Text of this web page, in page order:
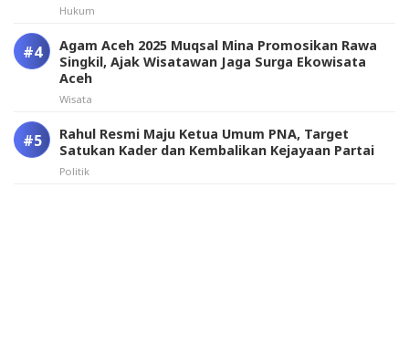
Hukum
Agam Aceh 2025 Muqsal Mina Promosikan Rawa
Singkil, Ajak Wisatawan Jaga Surga Ekowisata
Aceh
Wisata
Rahul Resmi Maju Ketua Umum PNA, Target
Satukan Kader dan Kembalikan Kejayaan Partai
Politik